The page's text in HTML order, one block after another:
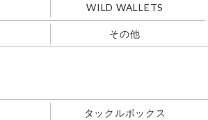
WILD WALLETS
その他
タックルボックス